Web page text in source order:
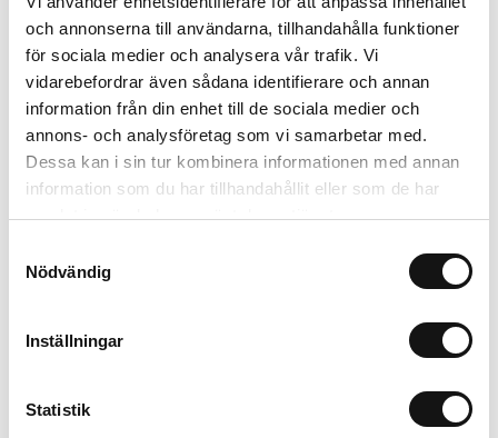
och annonserna till användarna, tillhandahålla funktioner
för sociala medier och analysera vår trafik. Vi
vidarebefordrar även sådana identifierare och annan
information från din enhet till de sociala medier och
annons- och analysföretag som vi samarbetar med.
Dessa kan i sin tur kombinera informationen med annan
information som du har tillhandahållit eller som de har
samlat in när du har använt deras tjänster.
Nödvändig
Inställningar
Statistik
Inkl. moms: 206 kr
Lägg i varukorgen
Trygg betalning
Ekologiskt utbud
Valbara fraktmetoder
Beskrivning